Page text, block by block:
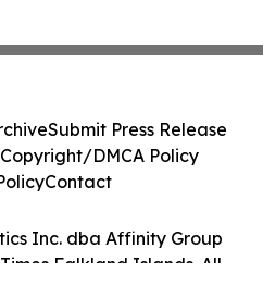
Inc. dba Affinity Group
Falkland Islands. All
Submit Press Release
Copyright/DMCA Policy
Contact